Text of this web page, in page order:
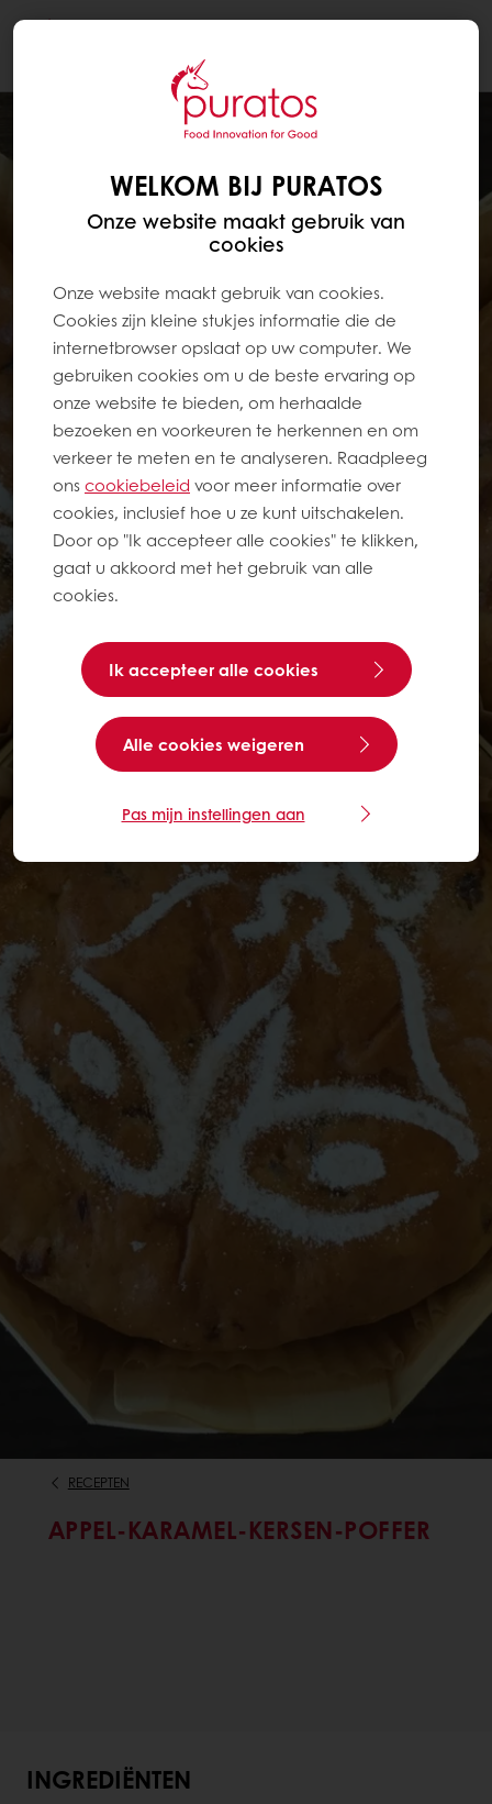
RECEPTEN
APPEL-KARAMEL-KERSEN-POFFER
INGREDIËNTEN
WELKOM BIJ PURATOS
Onze website maakt gebruik van
cookies
Onze website maakt gebruik van cookies.
Cookies zijn kleine stukjes informatie die de
internetbrowser opslaat op uw computer. We
gebruiken cookies om u de beste ervaring op
onze website te bieden, om herhaalde
bezoeken en voorkeuren te herkennen en om
verkeer te meten en te analyseren. Raadpleeg
onscookiebeleid voor meer informatie over
cookies, inclusief hoe u ze kunt uitschakelen.
Door op "Ik accepteer alle cookies" te klikken,
gaat u akkoord met het gebruik van alle
cookies.
Ik accepteer alle cookies
Alle cookies weigeren
Pas mijn instellingen aan